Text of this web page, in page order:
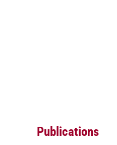
Publications